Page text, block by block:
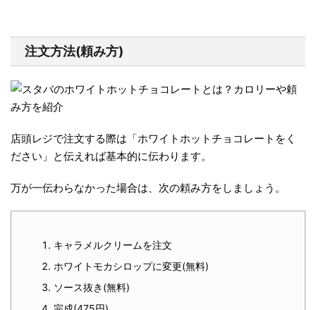
注文方法(頼み方)
店頭レジで注文する際は「ホワイトホットチョコレートをく
ださい」と伝えれば基本的に伝わります。
万が一伝わらなかった場合は、次の頼み方をしましょう。
キャラメルクリームを注文
ホワイトモカシロップに変更(無料)
ソース抜き(無料)